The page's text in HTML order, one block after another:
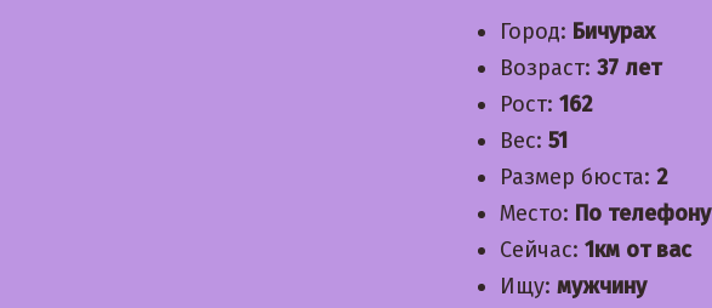
Город: Бичурах
Возраст: 37 лет
Рост: 162
Вес: 51
Размер бюста: 2
Место: По телефону
Сейчас: 1км от вас
Ищу: мужчину